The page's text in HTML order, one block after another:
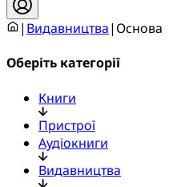
| Видавництва| Основа
Оберіть категорії
Книги
Пристрої
Аудіокниги
Видавництва